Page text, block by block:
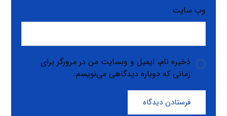
وب‌ سایت
ذخیره نام، ایمیل و وبسایت من در مرورگر برای
زمانی که دوباره دیدگاهی می‌نویسم.
فرستادن دیدگاه